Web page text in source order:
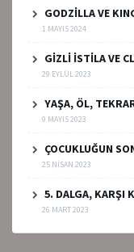
GODZİLLA VE
1 MAYIS 2024
GİZLİ İSTİLA VE
29 EYLÜL 2023
YAŞA, ÖL,
9 MAYIS 2023
ÇOCUKLUĞUN
25 NISAN 2023
5. DALGA, KARŞI
26 MART 2023